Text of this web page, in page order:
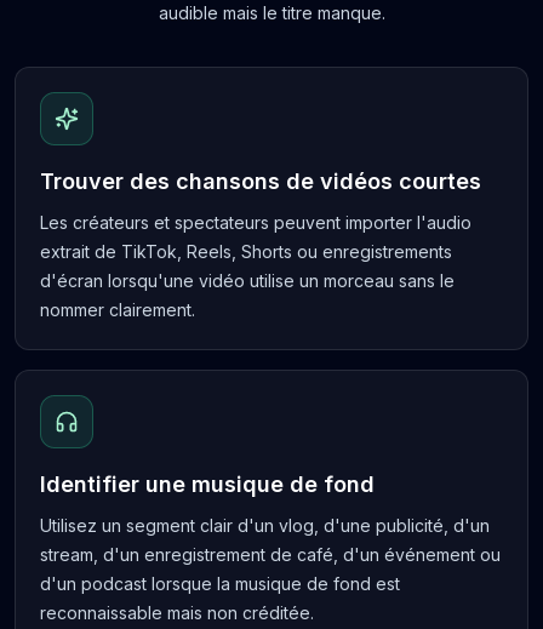
audible mais le titre manque.
Trouver des chansons de vidéos courtes
Les créateurs et spectateurs peuvent importer l'audio
extrait de TikTok, Reels, Shorts ou enregistrements
d'écran lorsqu'une vidéo utilise un morceau sans le
nommer clairement.
Identifier une musique de fond
Utilisez un segment clair d'un vlog, d'une publicité, d'un
stream, d'un enregistrement de café, d'un événement ou
d'un podcast lorsque la musique de fond est
reconnaissable mais non créditée.